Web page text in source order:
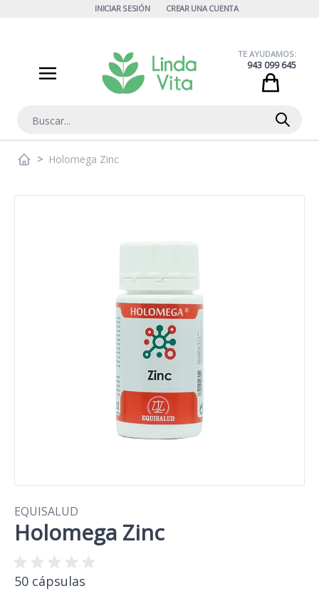
INICIAR SESIÓN CREAR UNA CUENTA
Buscar
TE AYUDAMOS:
943 099 645
> Holomega Zinc
EQUISALUD
Holomega Zinc
50 cápsulas